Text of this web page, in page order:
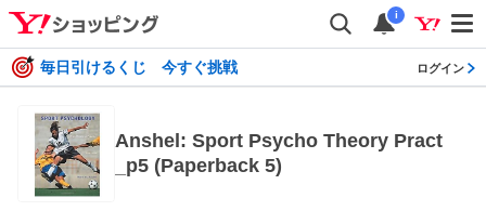
i
毎日引けるくじ 今すぐ挑戦 ログイン
Anshel: Sport Psycho Theory Pract
_p5 (Paperback 5)